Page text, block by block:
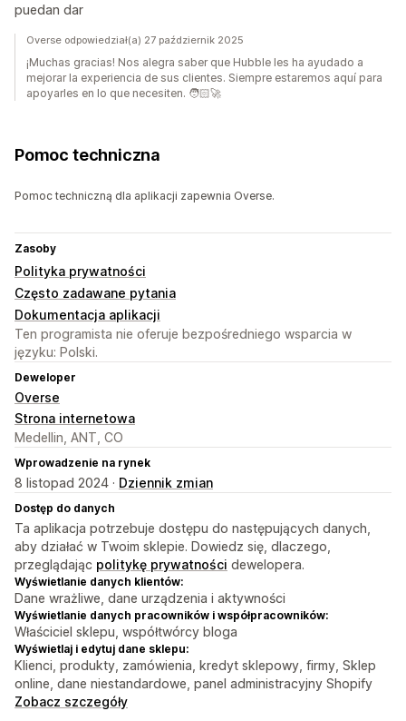
puedan dar
Overse odpowiedział(a) 27 październik 2025
¡Muchas gracias! Nos alegra saber que Hubble les ha ayudado a
mejorar la experiencia de sus clientes. Siempre estaremos aquí para
apoyarles en lo que necesiten. 🧑🏻‍🚀
Pomoc techniczna
Pomoc techniczną dla aplikacji zapewnia Overse.
Zasoby
Polityka prywatności
Często zadawane pytania
Dokumentacja aplikacji
Ten programista nie oferuje bezpośredniego wsparcia w
języku: Polski.
Deweloper
Overse
Strona internetowa
Medellin, ANT, CO
Wprowadzenie na rynek
8 listopad 2024 · Dziennik zmian
Dostęp do danych
Ta aplikacja potrzebuje dostępu do następujących danych,
aby działać w Twoim sklepie. Dowiedz się, dlaczego,
przeglądając politykę prywatności dewelopera.
Wyświetlanie danych klientów:
Dane wrażliwe, dane urządzenia i aktywności
Wyświetlanie danych pracowników i współpracowników:
Właściciel sklepu, współtwórcy bloga
Wyświetlaj i edytuj dane sklepu:
Klienci, produkty, zamówienia, kredyt sklepowy, firmy, Sklep
online, dane niestandardowe, panel administracyjny Shopify
Zobacz szczegóły